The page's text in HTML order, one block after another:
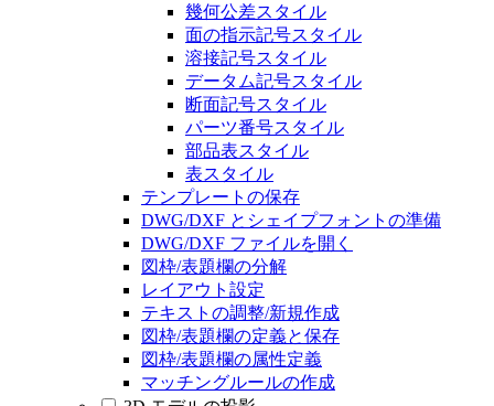
幾何公差スタイル
面の指示記号スタイル
溶接記号スタイル
データム記号スタイル
断面記号スタイル
パーツ番号スタイル
部品表スタイル
表スタイル
テンプレートの保存
DWG/DXF とシェイプフォントの準備
DWG/DXF ファイルを開く
図枠/表題欄の分解
レイアウト設定
テキストの調整/新規作成
図枠/表題欄の定義と保存
図枠/表題欄の属性定義
マッチングルールの作成